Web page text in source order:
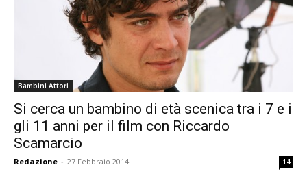
Bambini Attori
Si cerca un bambino di età scenica tra i 7 e i
gli 11 anni per il film con Riccardo
Scamarcio
Redazione - 27 Febbraio 2014 14